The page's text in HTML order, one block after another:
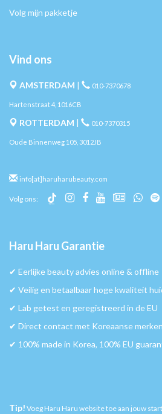
Volg mijn pakketje
Vind ons
AMSTERDAM | 010-7370678
Hartenstraat 4, 1016CB
ROTTERDAM | 010-7370315
Oude Binnenweg 105, 3012JB
info[at]haruharubeauty.com
Volg ons:
Haru Haru Garantie
✔︎ Eerlijke beauty advies online & offline
✔︎ Veilig en betaalbaar hoge kwaliteit
✔︎ Lab getest en geregistreerd in de EU
✔︎ Direct contact met Koreaanse merken
✔︎ 100% made in Korea, 100% EU
Tip! Voeg Haru Haru website toe aan jouw